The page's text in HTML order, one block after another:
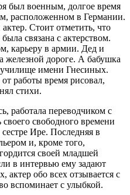
был военным, долгое время
расположенном в Германии.
Стоит отметить, что
связана с актерством.
карьеру в армии. Дед и
железной дороге. А бабушка
имени Гнесиных.
работы время рисовал,
стихи.
работала переводчиком с
свободного времени
Ире. Последняя в
и, кроме того,
своей младшей
в интервью ему задают
обо всех отзывается с
вспоминает с улыбкой.